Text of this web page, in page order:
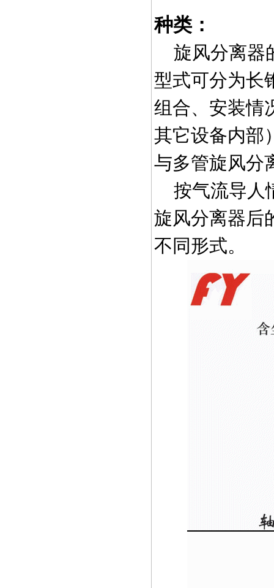
种类：
旋风分离器
型式可分为长
组合、安装情
其它设备内部
与多管旋风分
按气流导人
旋风分离器后
不同形式。